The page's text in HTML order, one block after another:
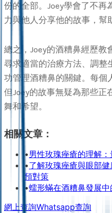
份的全部。Joey學會了不再
力與他人分享他的故事，幫
總之，Joey的酒糟鼻經歷教
尋求適當的治療方法、調整
功管理酒糟鼻的關鍵。每個
但Joey的故事無疑為那些正
舞和希望。
相關文章：
•男性玫瑰痤瘡的理解
•了解玫瑰痤瘡與眼部
預對策
•蠕形蟎在酒糟鼻發展中
網上查詢Whatsapp查詢